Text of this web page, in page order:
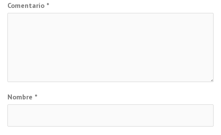
Comentario *
Nombre *